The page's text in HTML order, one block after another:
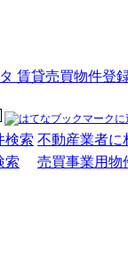
検索 不動産業者に
索 売買事業用物